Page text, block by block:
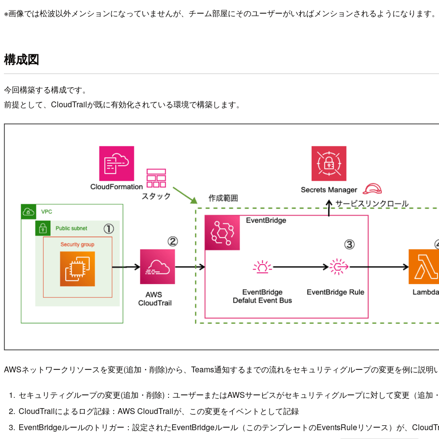
※画像では松波以外メンションになっていませんが、チーム部屋にそのユーザーがいればメンションされるようになります。
構成図
今回構築する構成です。
前提として、CloudTrailが既に有効化されている環境で構築します。
AWSネットワークリソースを変更(追加・削除)から、Teams通知するまでの流れをセキュリティグループの変更を例に説明
セキュリティグループの変更(追加・削除)：ユーザーまたはAWSサービスがセキュリティグループに対して変更（追加
CloudTrailによるログ記録：AWS CloudTrailが、この変更をイベントとして記録
EventBridgeルールのトリガー：設定されたEventBridgeルール（このテンプレートのEventsRuleリソース）が、